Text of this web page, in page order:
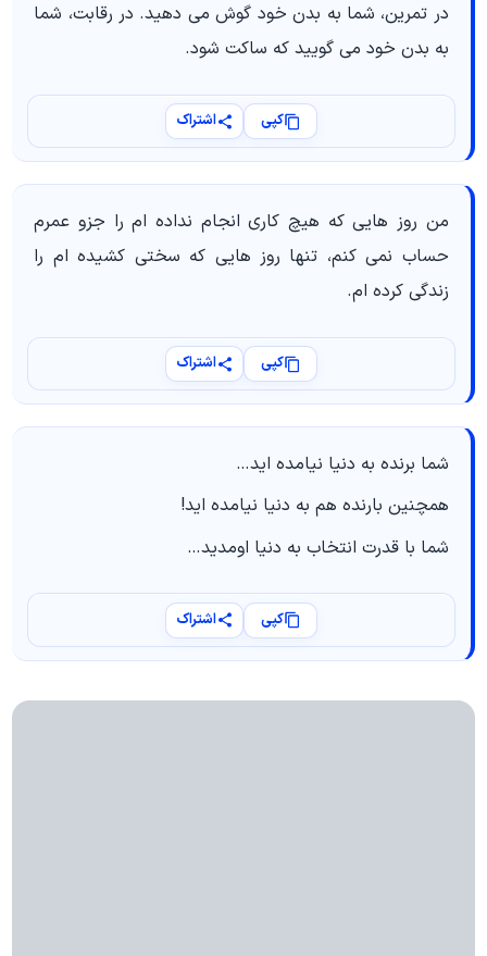
در تمرین، شما به بدن خود گوش می دهید. در رقابت، شما
به بدن خود می گویید که ساکت شود.
کپی اشتراک
من روز هایی که هیچ کاری انجام نداده ام را جزو عمرم
حساب نمی کنم، تنها روز هایی که سختی کشیده ام را
زندگی کرده ام.
کپی اشتراک
شما برنده به دنیا نیامده اید…
همچنین بارنده هم به دنیا نیامده اید!
شما با قدرت انتخاب به دنیا اومدید…
کپی اشتراک